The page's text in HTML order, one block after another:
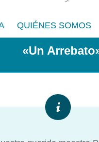
QUIÉNES SOMOS
«Un